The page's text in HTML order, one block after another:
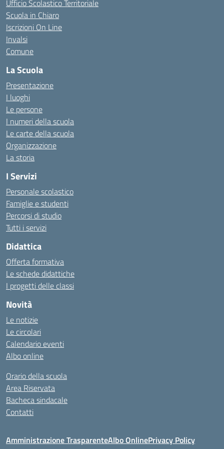
Ufficio Scolastico Territoriale
Scuola in Chiaro
Iscrizioni On Line
Invalsi
Comune
La Scuola
Presentazione
I luoghi
Le persone
I numeri della scuola
Le carte della scuola
Organizzazione
La storia
I Servizi
Personale scolastico
Famiglie e studenti
Percorsi di studio
Tutti i servizi
Didattica
Offerta formativa
Le schede didattiche
I progetti delle classi
Novità
Le notizie
Le circolari
Calendario eventi
Albo online
Orario della scuola
Area Riservata
Bacheca sindacale
Contatti
Amministrazione TrasparenteAlbo OnlinePrivacy Policy